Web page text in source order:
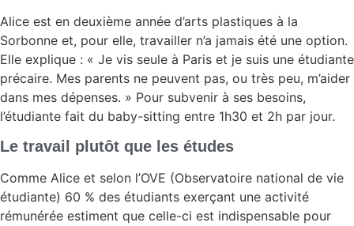
Alice est en deuxième année d’arts plastiques à la
Sorbonne et, pour elle, travailler n’a jamais été une option.
Elle explique : « Je vis seule à Paris et je suis une étudiante
précaire. Mes parents ne peuvent pas, ou très peu, m’aider
dans mes dépenses. » Pour subvenir à ses besoins,
l’étudiante fait du baby-sitting entre 1h30 et 2h par jour.
Le travail plutôt que les études
Comme Alice et selon l’OVE (Observatoire national de vie
étudiante) 60 % des étudiants exerçant une activité
rémunérée estiment que celle-ci est indispensable pour